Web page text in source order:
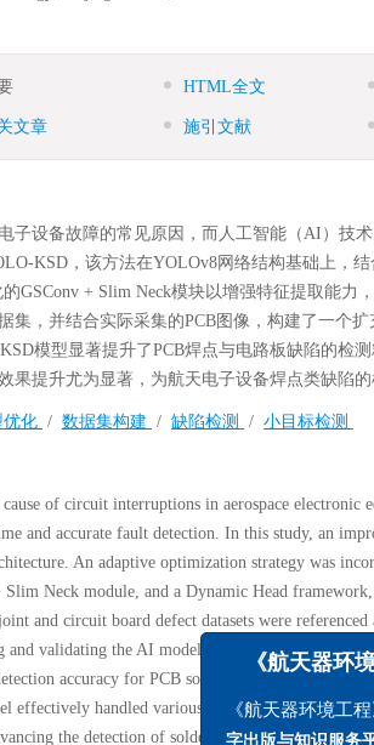
HTML全文
文章 施引文献
子设备故障的常见原因，而人工智能（AI）技
KSD，该方法在YOLOv8网络结构基础上，
GSConv + Slim Neck模块以增强特征提取能
集，并结合实际采集的PCB图像，构建了一个
模型显著提升了PCB焊点与电路板缺陷的检
果提升尤为显著，为航天电子设备焊点类缺陷的
化 / 数据集构建 / 缺陷检测 / 小目标检测
of circuit interruptions in aerospace
and accurate fault detection. In this study, an
An adaptive optimization strategy was
Neck module, and a Dynamic Head
and circuit board defect datasets were
and validating the AI model. The results indicated
accuracy for PCB solder joint and board
effectively handled various defect types, with
the detection of solder joint defects in
《航天器